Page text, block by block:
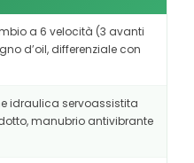
a 6 velocità (3 avanti
d’oil, differenziale con
idraulica servoassistita
manubrio antivibrante